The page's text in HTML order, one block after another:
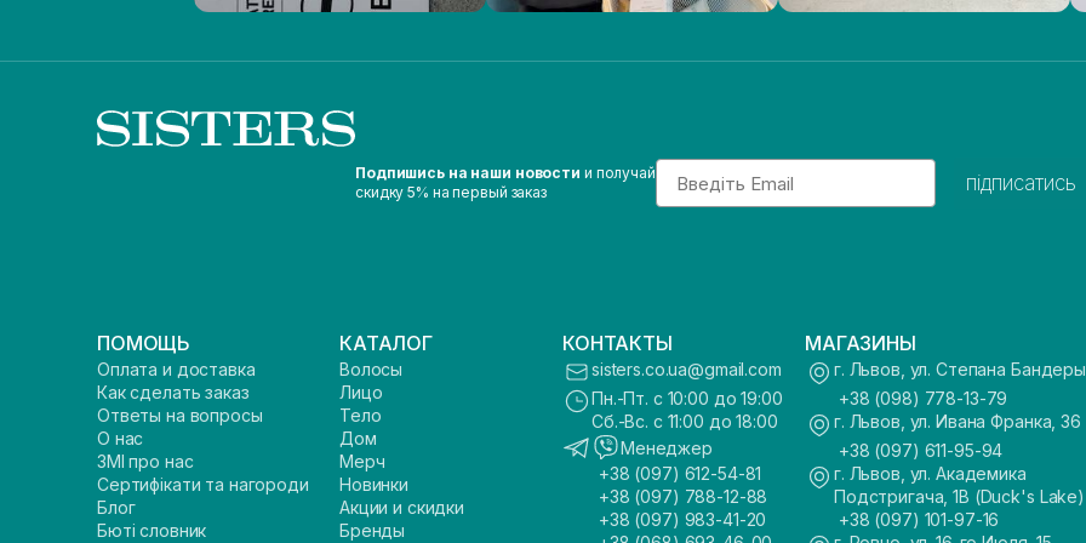
Подпишись на наши новости и получай
скидку 5% на первый заказ
Email
підписатись
ПОМОЩЬ
Оплата и доставка
Как сделать заказ
Ответы на вопросы
О нас
ЗМІ про нас
Сертифікати та нагороди
Блог
Бюті словник
КАТАЛОГ
Волосы
Лицо
Тело
Дом
Мерч
Новинки
Акции и скидки
Бренды
КОНТАКТЫ
sisters.co.ua@gmail.com
Пн.-Пт. с 10:00 до 19:00
Сб.-Вс. с 11:00 до 18:00
Менеджер
+38 (097) 612-54-81
+38 (097) 788-12-88
+38 (097) 983-41-20
МАГАЗИНЫ
г. Львов, ул. Степана
+38 (098) 778-13-79
г. Львов, ул. Ивана Франка, 36
+38 (097) 611-95-94
г. Львов, ул. Академика
Подстригача, 1В (Duck's Lake)
+38 (097) 101-97-16